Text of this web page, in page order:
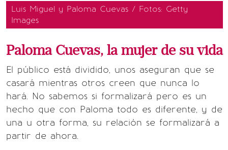
Luis Miguel y Paloma Cuevas / Fotos: Getty
Images
Paloma Cuevas, la mujer de su vida
El público está dividido, unos aseguran que se
casará mientras otros creen que nunca lo
hará. No sabemos si formalizará pero es un
hecho que con Paloma todo es diferente, y de
una u otra forma, su relación se formalizará a
partir de ahora.